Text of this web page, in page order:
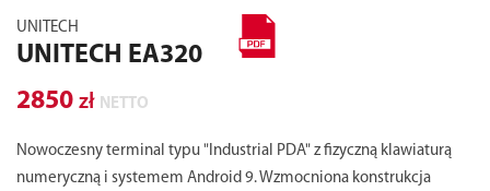
UNITECH
UNITECH EA320
2850 zł NETTO
Nowoczesny terminal typu "Industrial PDA" z fizyczną klawiaturą
numeryczną i systemem Android 9. Wzmocniona konstrukcja